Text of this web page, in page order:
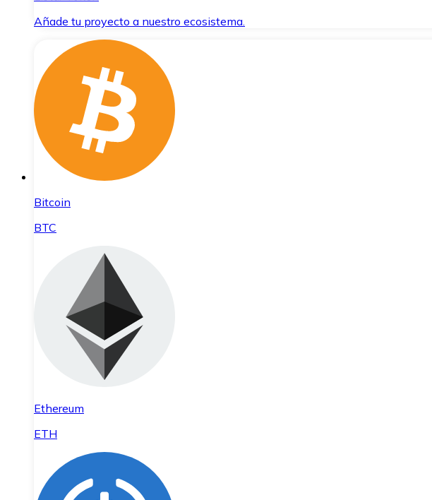
Añade tu proyecto a nuestro ecosistema.
Bitcoin
BTC
Ethereum
ETH